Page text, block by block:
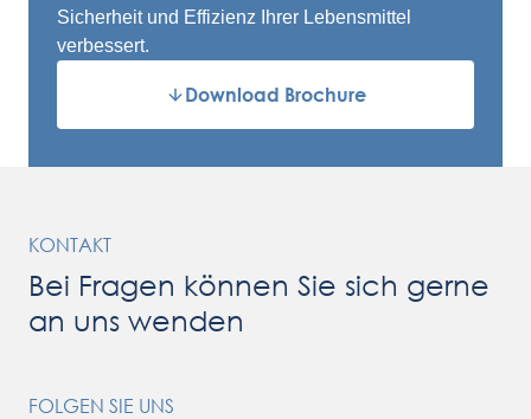
Sicherheit und Effizienz Ihrer Lebensmittel
verbessert.
Download Brochure
KONTAKT
Bei Fragen können Sie sich gerne
an uns wenden
FOLGEN SIE UNS